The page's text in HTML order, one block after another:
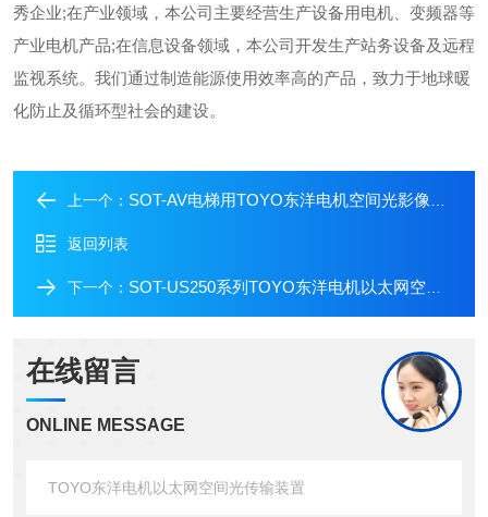
秀企业;在产业领域，本公司主要经营生产设备用电机、变频器等
产业电机产品;在信息设备领域，本公司开发生产站务设备及远程
监视系统。我们通过制造能源使用效率高的产品，致力于地球暖
化防止及循环型社会的建设。
上一个： SOT-AV电梯用TOYO东洋电机空间光影像传送装置
返回列表
下一个： SOT-US250系列TOYO东洋电机以太网空间光传输装置
在线留言
ONLINE MESSAGE